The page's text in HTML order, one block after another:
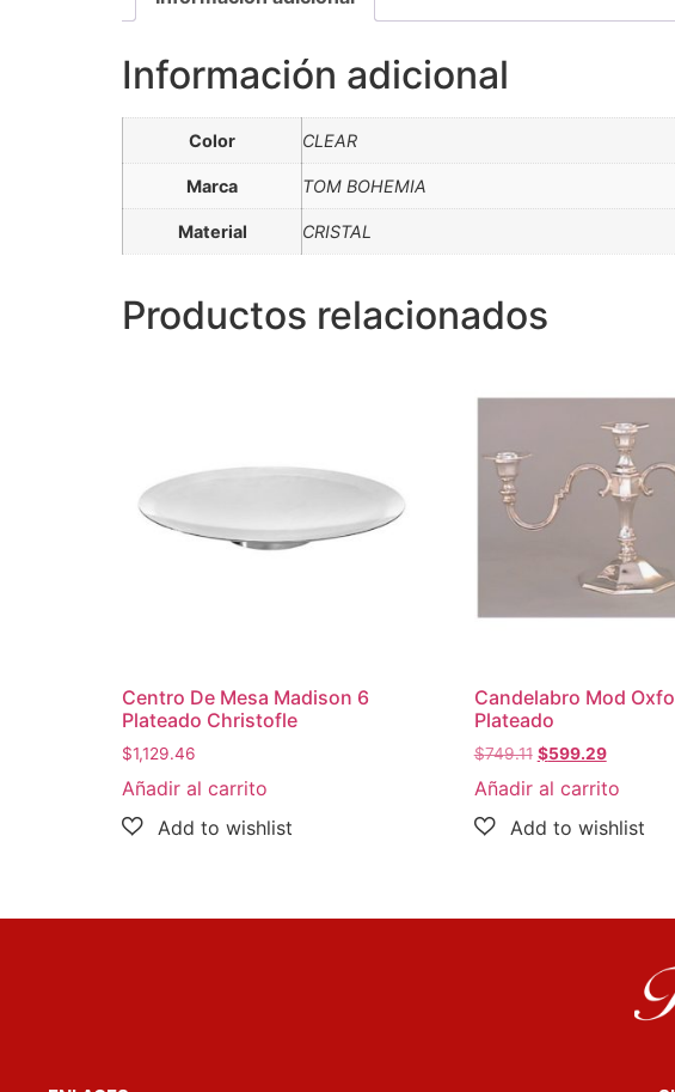
Información adicional
Color CLEAR
Marca TOM BOHEMIA
Material CRISTAL
Productos relacionados
Centro De Mesa Madison 6
Plateado Christofle
$1,129.46
Añadir al carrito
Candelabro Mod
Plateado
$749.11 $599.29
Añadir al carrito